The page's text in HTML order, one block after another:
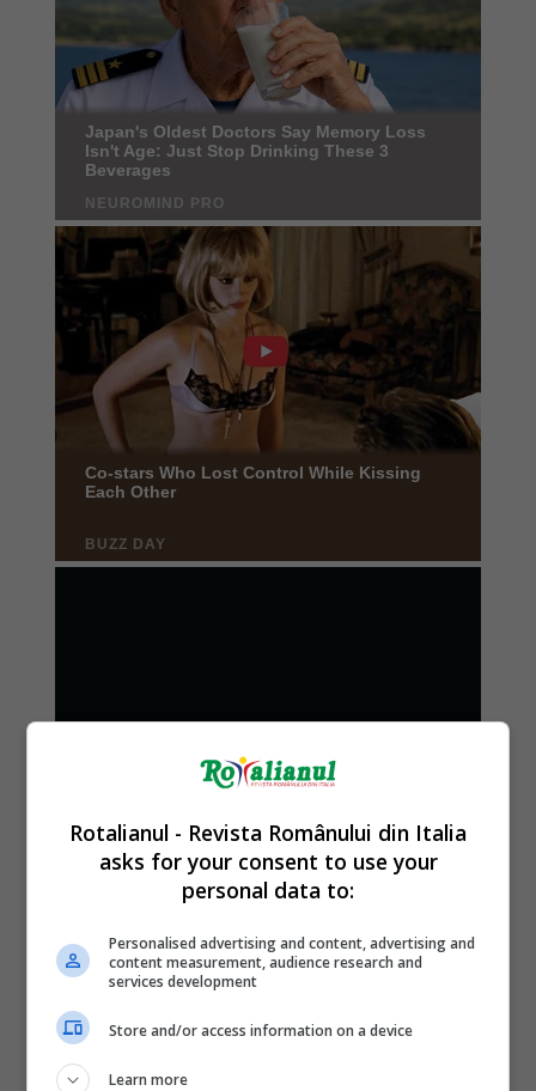
Rotalianul - Revista Românului din Italia
asks for your consent to use your
personal data to:
Personalised advertising and content, advertising and
content measurement, audience research and
services development
Store and/or access information on a device
Learn more